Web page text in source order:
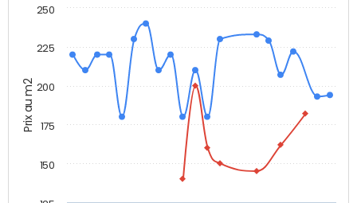
Prix au m2
150
175
200
225
250